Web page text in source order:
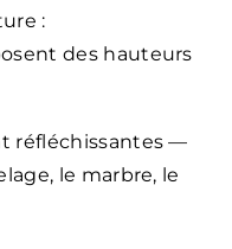
:
des hauteurs
réfléchissantes —
le marbre, le